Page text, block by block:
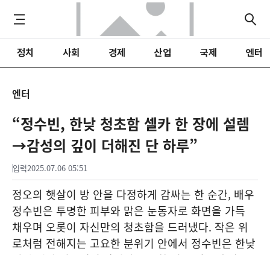
정치 사회 경제 산업 국제 엔터
엔터
“정수빈, 한낮 청초함 셀카 한 장에 설렘
→감성의 깊이 더해진 단 하루”
입력2025.07.06 05:51
정오의 햇살이 방 안을 다정하게 감싸는 한 순간, 배우
정수빈은 투명한 피부와 맑은 눈동자로 화면을 가득
채우며 오롯이 자신만의 청초함을 드러냈다. 작은 위
로처럼 전해지는 고요한 분위기 안에서 정수빈은 한낮